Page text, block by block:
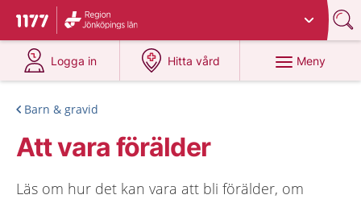
Till startsidan för 1177
Du har valt region
Logga in
på 1177.se
Hitta vård
på 1177.se
Meny
Barn & gravid
Att vara förälder
Läs om hur det kan vara att bli förälder, om